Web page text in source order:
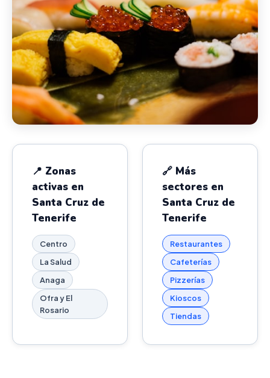
📍 Zonas
activas en
Santa Cruz de
Tenerife
Centro
La Salud
Anaga
Ofra y El
Rosario
🔗 Más
sectores en
Santa Cruz de
Tenerife
Restaurantes
Cafeterías
Pizzerías
Kioscos
Tiendas